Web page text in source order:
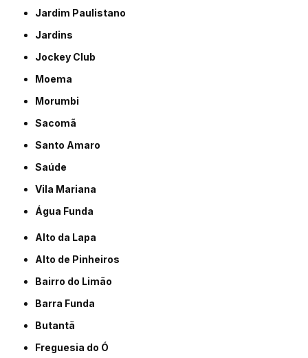
Jardim Paulistano
Jardins
Jockey Club
Moema
Morumbi
Sacomã
Santo Amaro
Saúde
Vila Mariana
Água Funda
Alto da Lapa
Alto de Pinheiros
Bairro do Limão
Barra Funda
Butantã
Freguesia do Ó